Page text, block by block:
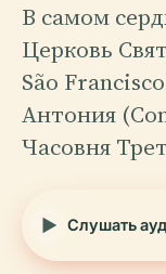
В самом
Церковь
São
Антония
Часовня
Слушать